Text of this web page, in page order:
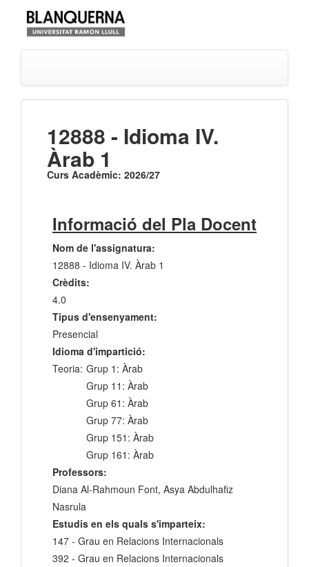
12888 - Idioma IV.
Àrab 1
Curs Acadèmic: 2026/27
Informació del Pla Docent
Nom de l'assignatura:
12888 - Idioma IV. Àrab 1
Crèdits:
4.0
Tipus d'ensenyament:
Presencial
Idioma d'impartició:
Teoria: Grup 1: Àrab
Grup 11: Àrab
Grup 61: Àrab
Grup 77: Àrab
Grup 151: Àrab
Grup 161: Àrab
Professors:
Diana Al-Rahmoun Font, Asya Abdulhafiz
Nasrula
Estudis en els quals s'imparteix:
147 - Grau en Relacions Internacionals
392 - Grau en Relacions Internacionals